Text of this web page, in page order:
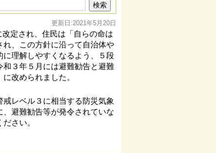
更新日:2021年5月20日
定され、住民は「自らの命は
、この方針に沿って自治体や
理解しやすくなるよう、５段
３年５月には避難勧告と避難
改められました。
レベル３に相当する防災気象
避難勧告等が発令されていな
さい。